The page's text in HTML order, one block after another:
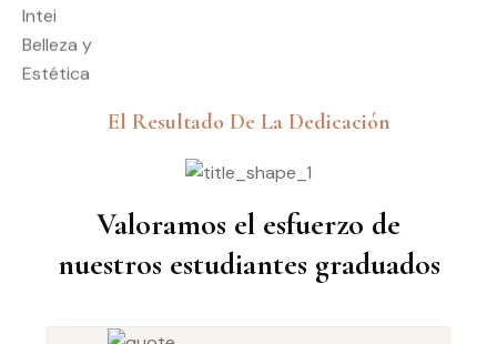
El Resultado De La Dedicación
Valoramos el esfuerzo de
nuestros estudiantes graduados